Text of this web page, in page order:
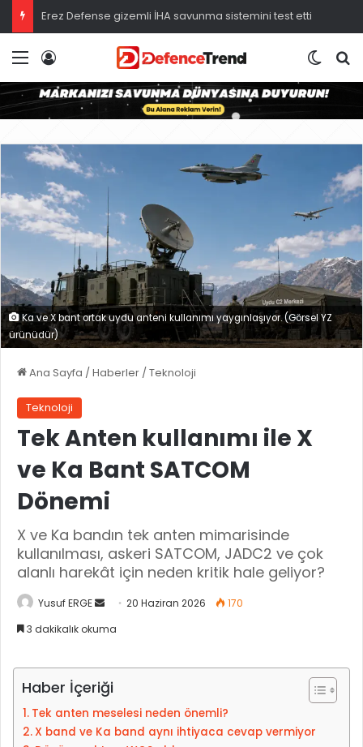
Erez Defense gizemli İHA savunma sistemini test etti
Menü Dış
Ka ve X bant ortak uydu anteni kullanımı yaygınlaşıyor. (Görsel YZ
ürünüdür)
Ana Sayfa /Haberler /Teknoloji
Teknoloji
Tek Anten kullanımı ile X
ve Ka Bant SATCOM
Dönemi
X ve Ka bandın tek anten mimarisinde
kullanılması, askeri SATCOM, JADC2 ve çok
alanlı harekât için neden kritik hale geliyor?
Yusuf ERGE
-
p
o
s
20 Haziran 2026
170
3 dakikalık okuma
Haber İçeriği
Tek anten meselesi neden önemli?
X band ve Ka band aynı ihtiyaca cevap vermiyor